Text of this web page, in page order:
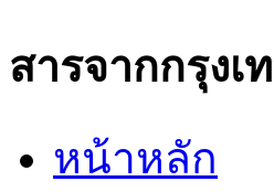
สารจากกรุงเ
หน้าหลัก